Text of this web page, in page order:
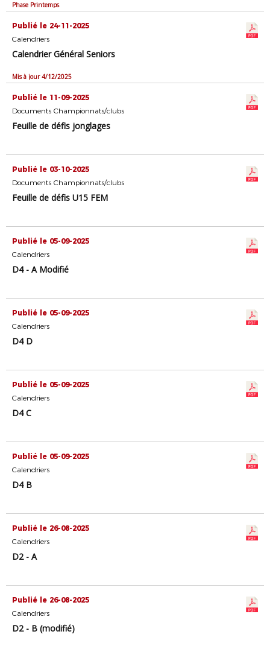
Phase Printemps
Publié le 24-11-2025
Calendriers
Calendrier Général Seniors
Mis à jour 4/12/2025
Publié le 11-09-2025
Documents Championnats/clubs
Feuille de défis jonglages
Publié le 03-10-2025
Documents Championnats/clubs
Feuille de défis U15 FEM
Publié le 05-09-2025
Calendriers
D4 - A Modifié
Publié le 05-09-2025
Calendriers
D4 D
Publié le 05-09-2025
Calendriers
D4 C
Publié le 05-09-2025
Calendriers
D4 B
Publié le 26-08-2025
Calendriers
D2 - A
Publié le 26-08-2025
Calendriers
D2 - B (modifié)